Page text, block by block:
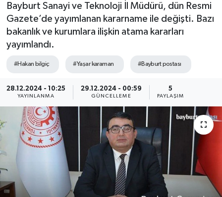
Bayburt Sanayi ve Teknoloji İl Müdürü, dün Resmi
Gazete’de yayımlanan kararname ile değişti. Bazı
bakanlık ve kurumlara ilişkin atama kararları
yayımlandı.
#Hakan bilgiç #Yaşar karaman #Bayburt postası
28.12.2024 - 10:25
YAYINLANMA
29.12.2024 - 00:59
GÜNCELLEME
5
PAYLAŞIM
Son Dakika Haberleri
Haber Arşivi